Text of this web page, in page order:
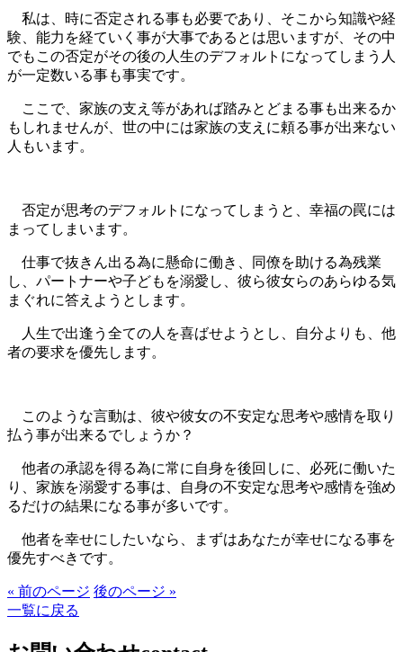
私は、時に否定される事も必要であり、そこから知識や経
験、能力を経ていく事が大事であるとは思いますが、その中
でもこの否定がその後の人生のデフォルトになってしまう人
が一定数いる事も事実です。
ここで、家族の支え等があれば踏みとどまる事も出来るか
もしれませんが、世の中には家族の支えに頼る事が出来ない
人もいます。
否定が思考のデフォルトになってしまうと、幸福の罠には
まってしまいます。
仕事で抜きん出る為に懸命に働き、同僚を助ける為残業
し、パートナーや子どもを溺愛し、彼ら彼女らのあらゆる気
まぐれに答えようとします。
人生で出逢う全ての人を喜ばせようとし、自分よりも、他
者の要求を優先します。
このような言動は、彼や彼女の不安定な思考や感情を取り
払う事が出来るでしょうか？
他者の承認を得る為に常に自身を後回しに、必死に働いた
り、家族を溺愛する事は、自身の不安定な思考や感情を強め
るだけの結果になる事が多いです。
他者を幸せにしたいなら、まずはあなたが幸せになる事を
優先すべきです。
« 前のページ 後のページ »
一覧に戻る